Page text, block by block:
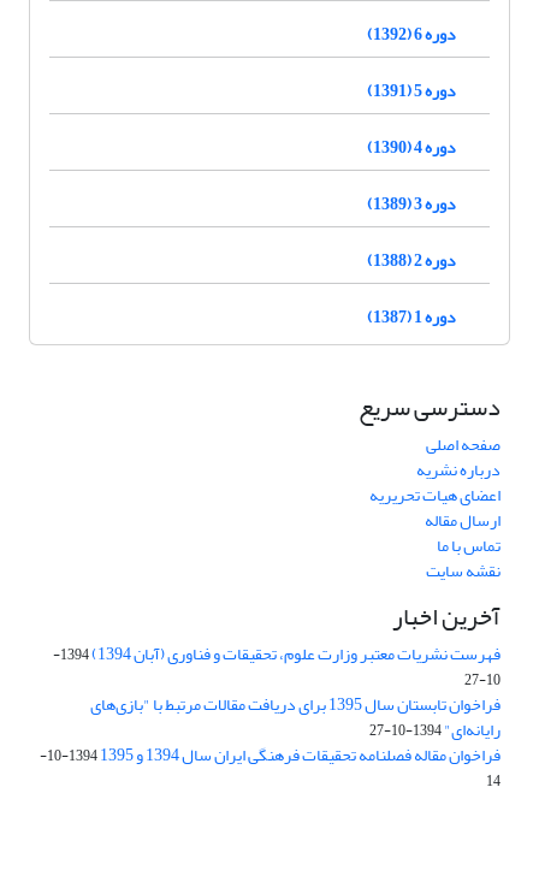
دوره 6 (1392)
دوره 5 (1391)
دوره 4 (1390)
دوره 3 (1389)
دوره 2 (1388)
دوره 1 (1387)
دسترسی سریع
صفحه اصلی
درباره نشریه
اعضای هیات تحریریه
ارسال مقاله
تماس با ما
نقشه سایت
آخرین اخبار
فهرست نشریات معتبر وزارت علوم، تحقیقات و فناوری (آبان 1394)
1394-
10-27
فراخوان تابستان سال 1395 برای دریافت مقالات مرتبط با "بازی‌های
رایانه‌ای"1394-10-27
فراخوان مقاله فصلنامه تحقیقات فرهنگی ایران سال 1394 و 1395
1394-10-
14